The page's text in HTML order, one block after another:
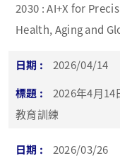
2030 : AI+X for
Health, Aging and
2026/04/14
2026年4月
教育訓練
2026/03/26